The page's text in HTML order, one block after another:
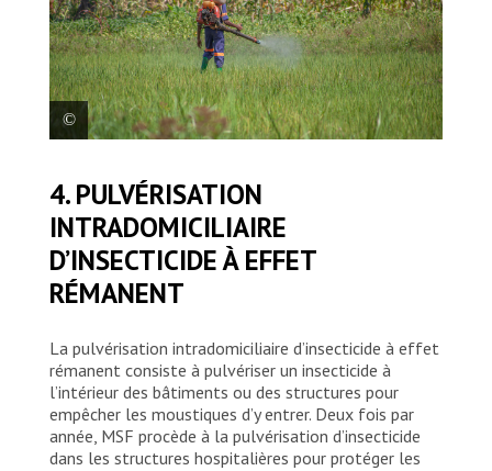
Les équipes de MSF mènent différentes
activités de lutte antivectorielle pour
réduire la propagation du paludisme dans le
camp de réfugié·e·s de Nduta et dans les
villages voisins. Sur cette photo, les
équipes de MSF procèdent à des
MSF/Cynthia D’Cruz
4. PULVÉRISATION
INTRADOMICILIAIRE
D’INSECTICIDE À EFFET
RÉMANENT
La pulvérisation intradomiciliaire d’insecticide à effet
rémanent consiste à pulvériser un insecticide à
l’intérieur des bâtiments ou des structures pour
empêcher les moustiques d’y entrer. Deux fois par
année, MSF procède à la pulvérisation d’insecticide
dans les structures hospitalières pour protéger les